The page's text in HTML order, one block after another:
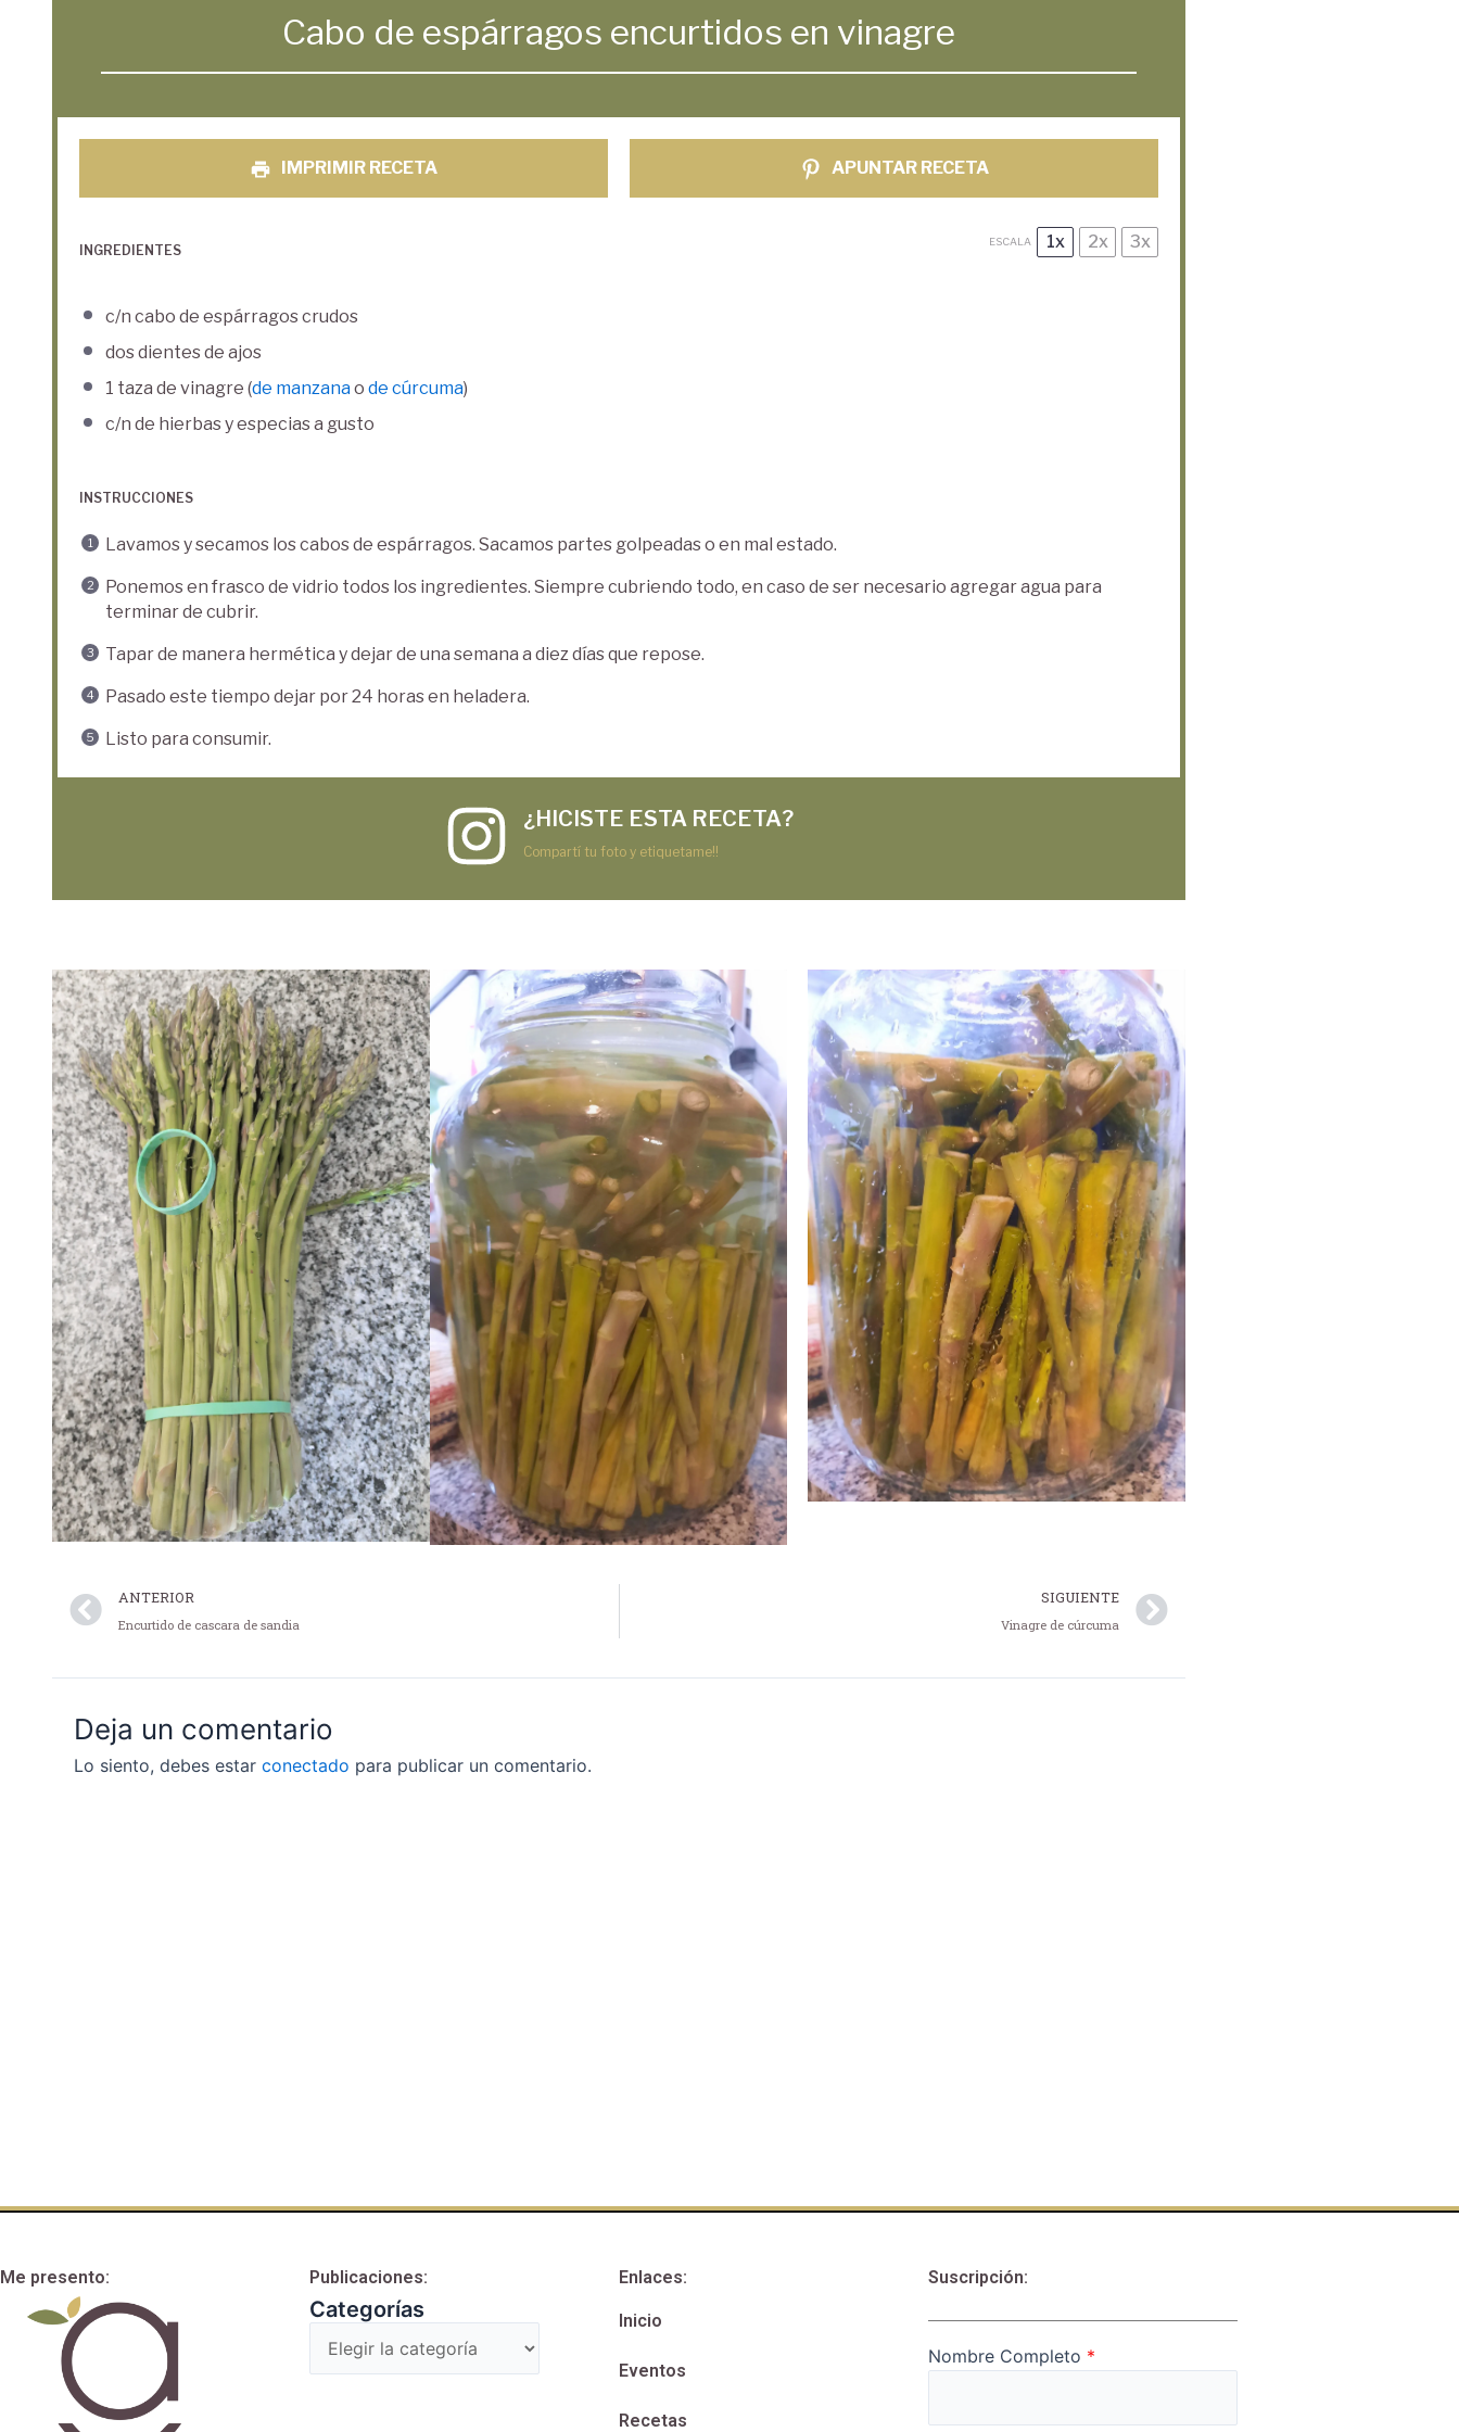
Cabo de espárragos encurtidos en vinagre
IMPRIMIR RECETA APUNTAR RECETA
INGREDIENTES
ESCALA 1x 2x 3x
c/n cabo de espárragos crudos
dos dientes de ajos
1 taza de vinagre (de manzanao de cúrcuma)
c/n de hierbas y especias a gusto
INSTRUCCIONES
Lavamos y secamos los cabos de espárragos. Sacamos partes golpeadas o en mal estado.
Ponemos en frasco de vidrio todos los ingredientes. Siempre cubriendo todo, en caso de ser necesario agregar agua para
terminar de cubrir.
Tapar de manera hermética y dejar de una semana a diez días que repose.
Pasado este tiempo dejar por 24 horas en heladera.
Listo para consumir.
¿HICISTE ESTA RECETA?
Compartí tu foto y etiquetame!!
ANTERIOR
Encurtido de cascara de sandia
SIGUIENTE
Vinagre de cúrcuma
Deja un comentario
Lo siento, debes estar conectado para publicar un comentario.
Me presento: Publicaciones:
Categorías
Categorías
Enlaces:
Inicio
Eventos
Recetas
Suscripción:
Nombre Completo